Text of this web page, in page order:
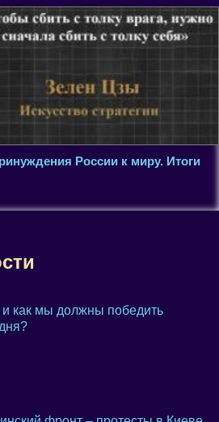
России к миру. Итоги
и как мы должны победить